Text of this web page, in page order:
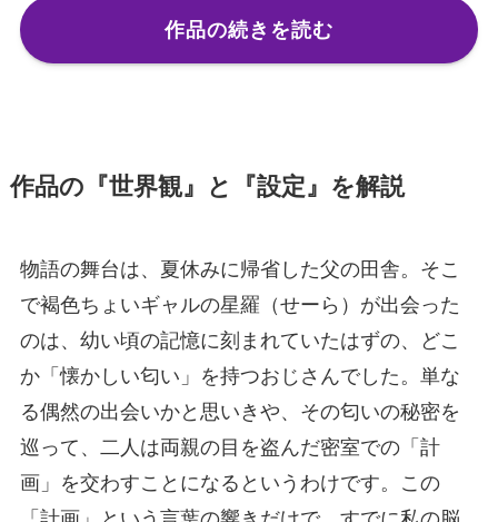
作品の続きを読む
作品の『世界観』と『設定』を解説
物語の舞台は、夏休みに帰省した父の田舎。そこ
で褐色ちょいギャルの星羅（せーら）が出会った
のは、幼い頃の記憶に刻まれていたはずの、どこ
か「懐かしい匂い」を持つおじさんでした。単な
る偶然の出会いかと思いきや、その匂いの秘密を
巡って、二人は両親の目を盗んだ密室での「計
画」を交わすことになるというわけです。この